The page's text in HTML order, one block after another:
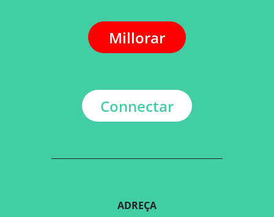
Millorar
Connectar
ADREÇA